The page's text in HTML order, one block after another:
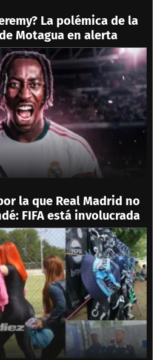
La polémica de la
Motagua en alerta
la que Real Madrid no
FIFA está involucrada